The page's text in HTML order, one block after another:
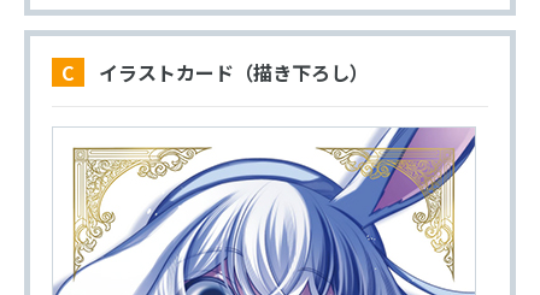
C イラストカード（描き下ろし）